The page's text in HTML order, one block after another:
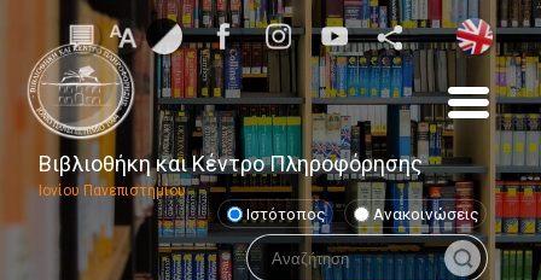
Βιβλιοθήκη και Κέντρο Πληροφόρησης
Ιονίου Πανεπιστημίου
Ιστότοπος Ανακοινώσεις